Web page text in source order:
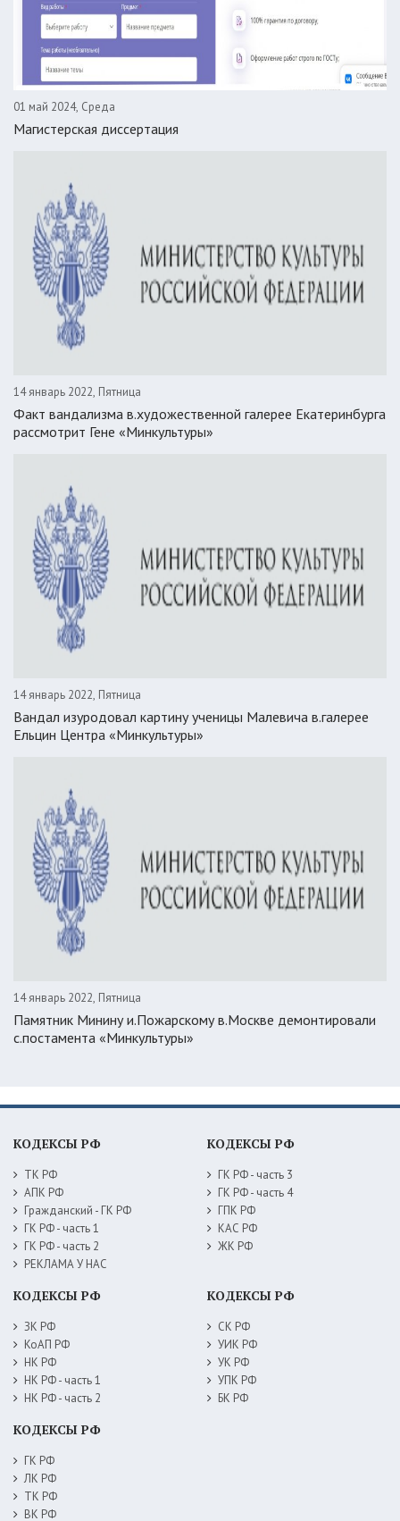
01 май 2024, Среда
Магистерская диссертация
14 январь 2022, Пятница
Факт вандализма в.художественной галерее Екатеринбурга
рассмотрит Гене «Минкультуры»
14 январь 2022, Пятница
Вандал изуродовал картину ученицы Малевича в.галерее
Ельцин Центра «Минкультуры»
14 январь 2022, Пятница
Памятник Минину и.Пожарскому в.Москве демонтировали
с.постамента «Минкультуры»
КОДЕКСЫ РФ
ТК РФ
АПК РФ
Гражданский - ГК РФ
ГК РФ - часть 1
ГК РФ - часть 2
РЕКЛАМА У НАС
КОДЕКСЫ РФ
ГК РФ - часть 3
ГК РФ - часть 4
ГПК РФ
КАС РФ
ЖК РФ
КОДЕКСЫ РФ
ЗК РФ
КоАП РФ
НК РФ
НК РФ - часть 1
НК РФ - часть 2
КОДЕКСЫ РФ
СК РФ
УИК РФ
УК РФ
УПК РФ
БК РФ
КОДЕКСЫ РФ
ГК РФ
ЛК РФ
ТК РФ
ВК РФ